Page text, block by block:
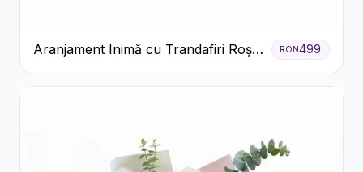
Aranjament Inimă cu Trandafiri Roșii
și Floarea Miresei
RON499